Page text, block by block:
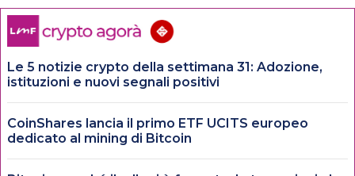
Le 5 notizie crypto della settimana 31: Adozione,
istituzioni e nuovi segnali positivi
CoinShares lancia il primo ETF UCITS europeo
dedicato al mining di Bitcoin